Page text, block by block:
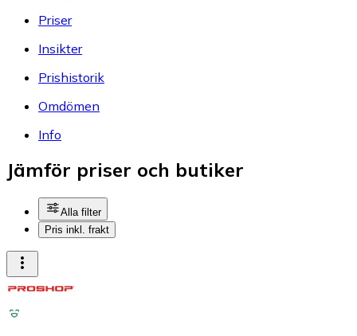
Priser
Insikter
Prishistorik
Omdömen
Info
Jämför priser och butiker
Alla filter
Pris inkl. frakt